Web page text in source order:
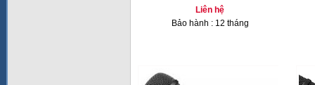
Liên hệ
Bảo hành : 12 tháng